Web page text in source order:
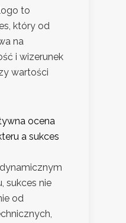
to
który od
na
i wizerunek
wartości
ocena
a sukces
sukces nie
od